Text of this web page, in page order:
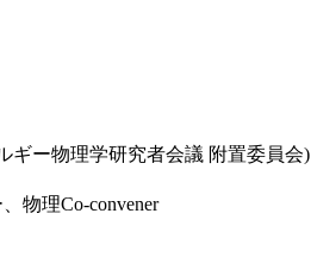
ギー物理学研究者会議 附置委員会)
物理Co-convener